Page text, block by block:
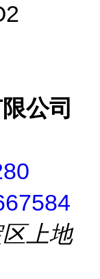
公司
上地